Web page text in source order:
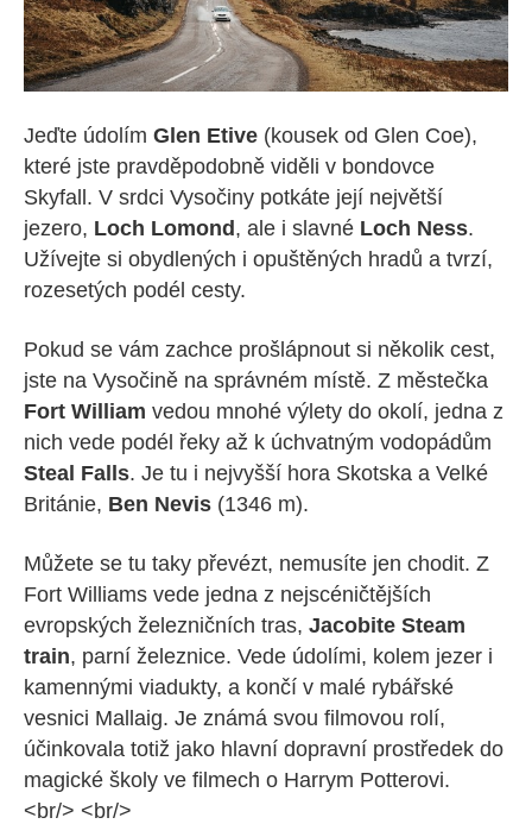
Jeďte údolím Glen Etive (kousek od Glen Coe),
které jste pravděpodobně viděli v bondovce
Skyfall. V srdci Vysočiny potkáte její největší
jezero, Loch Lomond, ale i slavné Loch Ness.
Užívejte si obydlených i opuštěných hradů a tvrzí,
rozesetých podél cesty.
Pokud se vám zachce prošlápnout si několik cest,
jste na Vysočině na správném místě. Z městečka
Fort William vedou mnohé výlety do okolí, jedna z
nich vede podél řeky až k úchvatným vodopádům
Steal Falls. Je tu i nejvyšší hora Skotska a Velké
Británie, Ben Nevis (1346 m).
Můžete se tu taky převézt, nemusíte jen chodit. Z
Fort Williams vede jedna z nejscéničtějších
evropských železničních tras, Jacobite Steam
train, parní železnice. Vede údolími, kolem jezer i
kamennými viadukty, a končí v malé rybářské
vesnici Mallaig. Je známá svou filmovou rolí,
účinkovala totiž jako hlavní dopravní prostředek do
magické školy ve filmech o Harrym Potterovi.
<br/> <br/>